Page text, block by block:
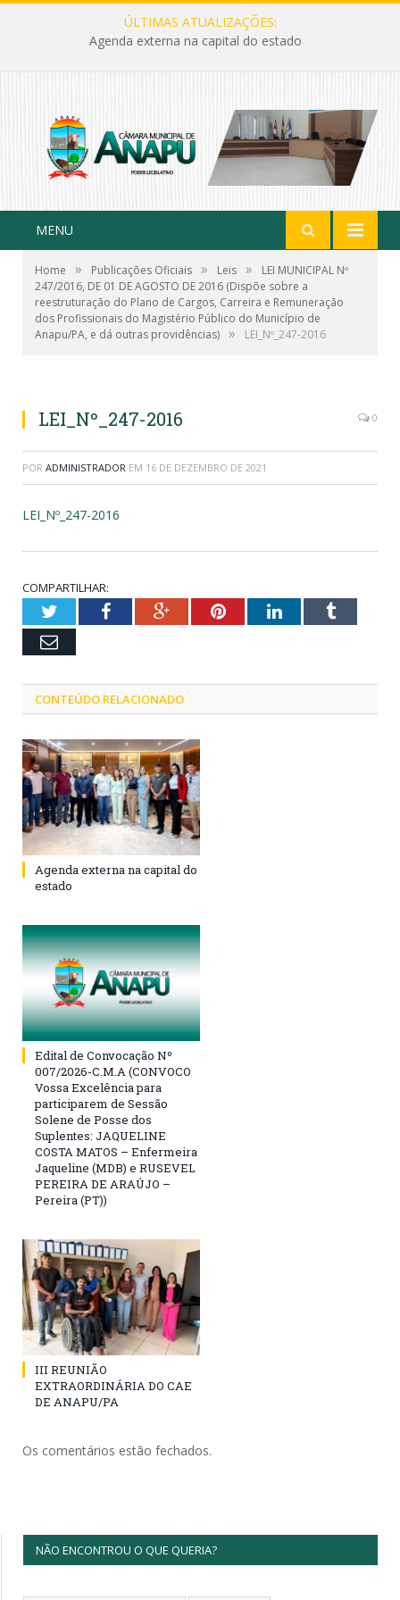
ÚLTIMAS ATUALIZAÇÕES:
Agenda externa na capital do estado
MENU
Home » Publicações Oficiais » Leis »
LEI MUNICIPAL Nº
247/2016, DE 01 DE AGOSTO DE 2016 (Dispõe sobre a
reestruturação do Plano de Cargos, Carreira e Remuneração
dos Profissionais do Magistério Público do Município de
Anapu/PA, e dá outras providências) » LEI_Nº_247-2016
LEI_Nº_247-2016 0
POR ADMINISTRADOR EM 16 DE DEZEMBRO DE 2021
LEI_Nº_247-2016
COMPARTILHAR:
TwitterFacebookGoogle+PinterestLinkedInTumblr
Email
CONTEÚDO RELACIONADO
Agenda externa na capital do
estado
Edital de Convocação Nº
007/2026-C.M.A (CONVOCO
Vossa Excelência para
participarem de Sessão
Solene de Posse dos
Suplentes: JAQUELINE
COSTA MATOS – Enfermeira
Jaqueline (MDB) e RUSEVEL
PEREIRA DE ARAÚJO –
Pereira (PT))
III REUNIÃO
EXTRAORDINÁRIA DO CAE
DE ANAPU/PA
Os comentários estão fechados.
NÃO ENCONTROU O QUE QUERIA?